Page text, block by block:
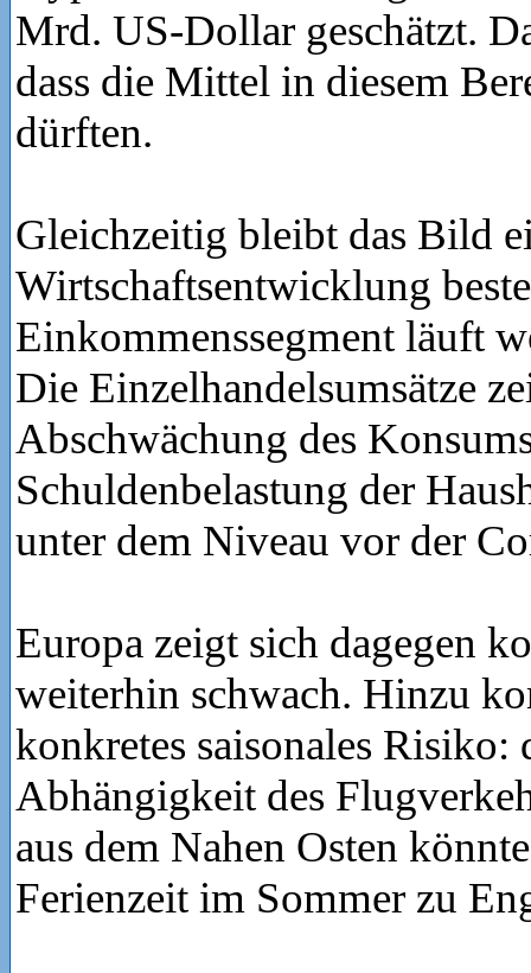
Mrd. US-Dollar geschätzt.
dass die Mittel in diesem
dürften.
Gleichzeitig bleibt das Bild
Wirtschaftsentwicklung
Einkommenssegment läuft
Die Einzelhandelsumsätze
Abschwächung des
Schuldenbelastung der
unter dem Niveau vor der
Europa zeigt sich dagegen
weiterhin schwach. Hinzu
konkretes saisonales Risiko:
Abhängigkeit des
aus dem Nahen Osten
Ferienzeit im Sommer zu